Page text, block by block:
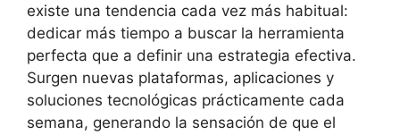
existe una tendencia cada vez más habitual:
dedicar más tiempo a buscar la herramienta
perfecta que a definir una estrategia efectiva.
Surgen nuevas plataformas, aplicaciones y
soluciones tecnológicas prácticamente cada
semana, generando la sensación de que el